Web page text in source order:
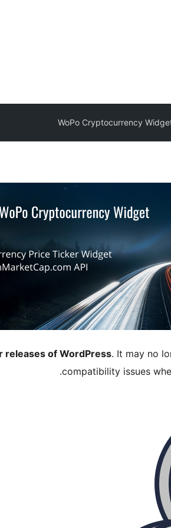
WoPo Cryptocurrency
releases of WordPress. It may no
compatibility issues